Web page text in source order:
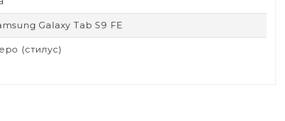
Galaxy Tab S9 FE
(стилус)